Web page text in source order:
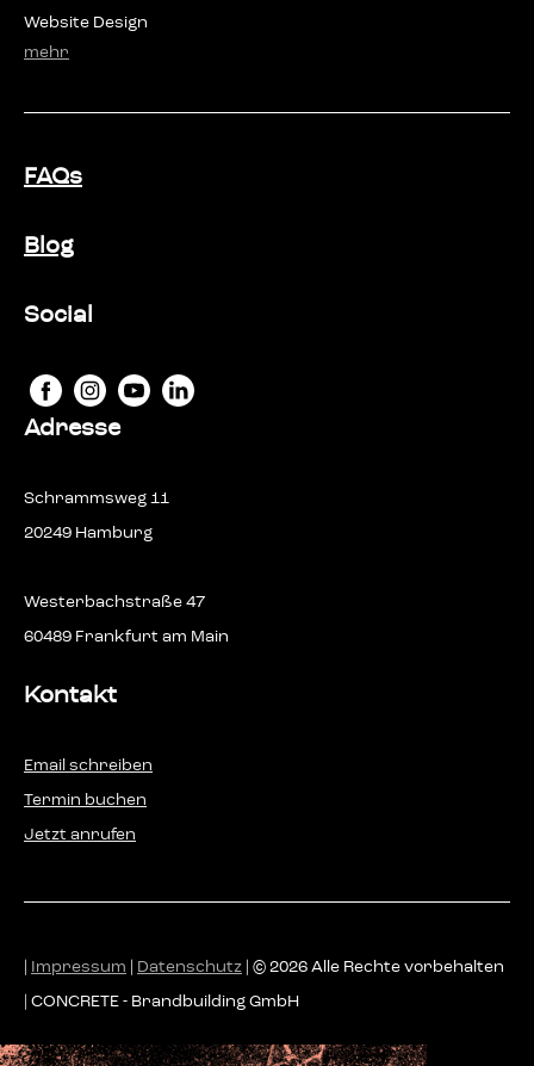
Web­site Design
mehr
FAQs
Blog
Social
Adresse
Schrammsweg 11
20249 Hamburg
Westerbachstraße 47
60489 Frankfurt am Main
Kontakt
Email schreiben
Termin buchen
Jetzt anrufen
Impressum Datenschutz | © 2026 Alle Rechte vorbehalten
| CONCRETE - Brandbuilding GmbH